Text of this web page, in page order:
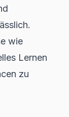
wie
Lernen
zu